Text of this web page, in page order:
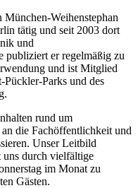
Weihenstephan
tätig und seit 2003 dort
und
publiziert er regelmäßig zu
und ist Mitglied
Parks und des
rund um
die Fachöffentlichkeit und
Unser Leitbild
uns durch vielfältige
im Monat zu
Gästen.